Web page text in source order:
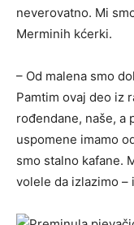
neverovatno. Mi
Merminih kćerki.
– Od malena smo
Pamtim ovaj deo iz
rođendane, naše, a
uspomene imamo
smo stalno kafane.
volele da izlazimo –